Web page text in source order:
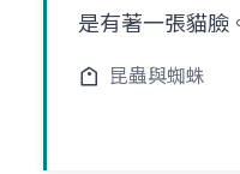
是有著一張貓臉
昆蟲與蜘蛛